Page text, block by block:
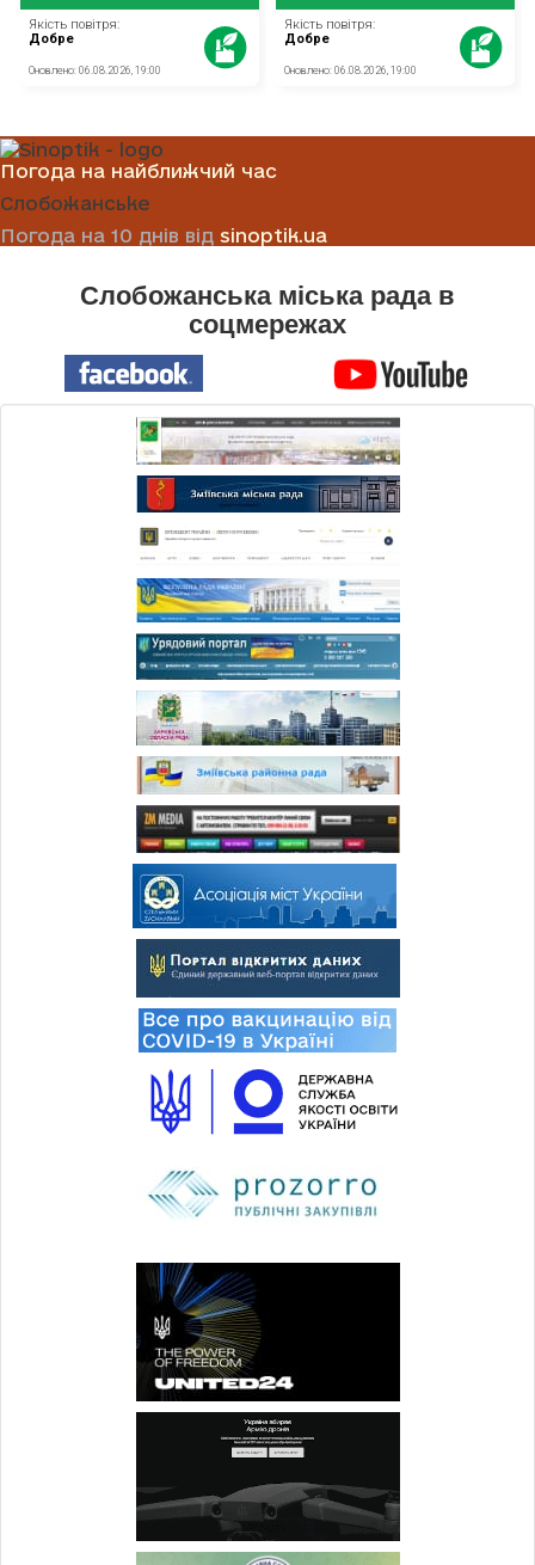
Погода на найближчий час
Слобожанське
Погода на 10 днів від sinoptik.ua
Слобожанська міська рада в
соцмережах